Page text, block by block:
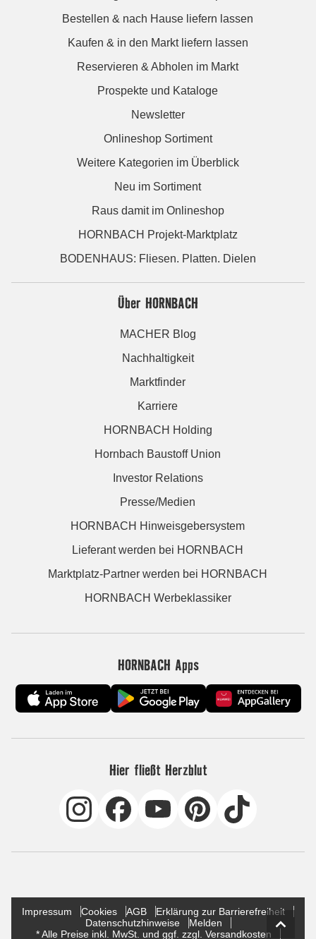
Bestellen & nach Hause liefern lassen
Kaufen & in den Markt liefern lassen
Reservieren & Abholen im Markt
Prospekte und Kataloge
Newsletter
Onlineshop Sortiment
Weitere Kategorien im Überblick
Neu im Sortiment
Raus damit im Onlineshop
HORNBACH Projekt-Marktplatz
BODENHAUS: Fliesen. Platten. Dielen
Über HORNBACH
MACHER Blog
Nachhaltigkeit
Marktfinder
Karriere
HORNBACH Holding
Hornbach Baustoff Union
Investor Relations
Presse/Medien
HORNBACH Hinweisgebersystem
Lieferant werden bei HORNBACH
Marktplatz-Partner werden bei HORNBACH
HORNBACH Werbeklassiker
HORNBACH Apps
Hier fließt Herzblut
Impressum Cookies AGB
Erklärung zur Barrierefreiheit
Datenschutzhinweise
Melden
* Alle Preise inkl. MwSt. und ggf. zzgl. Versandkosten